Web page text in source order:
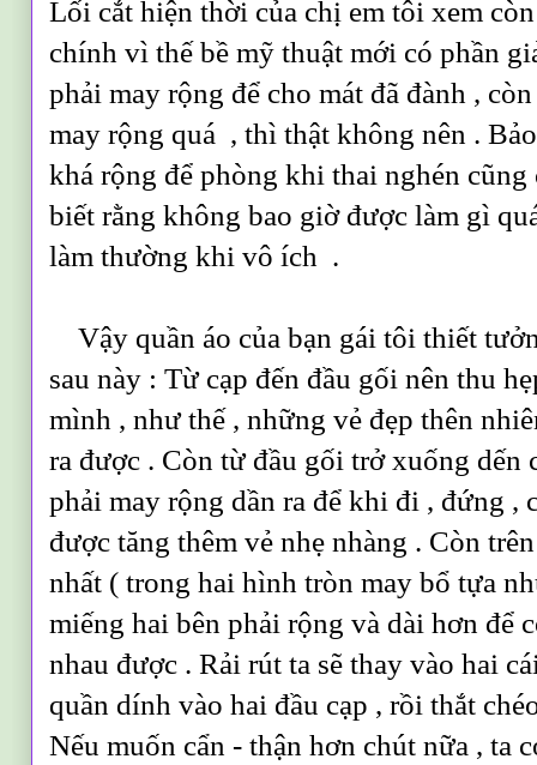
Lối cắt hiện thời của chị em tôi xem
chính vì thế bề mỹ thuật mới có phần
phải may rộng để cho mát đã đành ,
may rộng quá , thì thật không nên .
khá rộng để phòng khi thai nghén cũng
biết rằng không bao giờ được làm gì
làm thường khi vô ích .
Vậy quần áo của bạn gái tôi thiết
sau này : Từ cạp đến đầu gối nên thu
mình , như thế , những vẻ đẹp thên
ra được . Còn từ đầu gối trở xuống dến
phải may rộng dần ra để khi đi , đứng ,
được tăng thêm vẻ nhẹ nhàng . Còn
nhất ( trong hai hình tròn may bổ tựa
miếng hai bên phải rộng và dài hơn để
nhau được . Rải rút ta sẽ thay vào hai
quần dính vào hai đầu cạp , rồi thắt
Nếu muốn cẩn - thận hơn chút nữa , ta